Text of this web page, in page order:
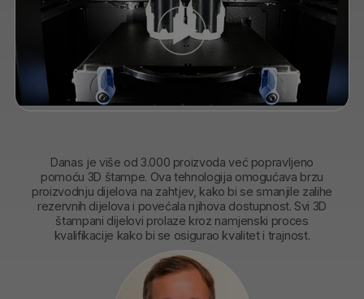
Danas je više od 3.000 proizvoda već popravljeno
pomoću 3D štampe. Ova tehnologija omogućava brzu
proizvodnju dijelova na zahtjev, kako bi se smanjile zalihe
rezervnih dijelova i povećala njihova dostupnost. Svi 3D
štampani dijelovi prolaze kroz namjenski proces
kvalifikacije kako bi se osigurao kvalitet i trajnost.